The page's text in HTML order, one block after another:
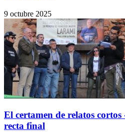
9 octubre 2025
El certamen de relatos
recta final